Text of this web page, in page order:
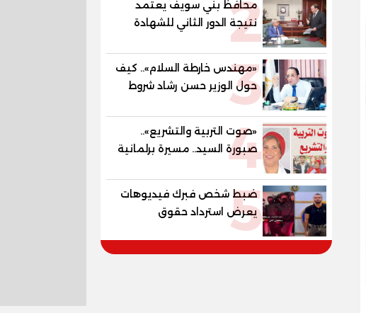
المستقبل
2
محافظ بني سويف يعتمد
نتيجة الدور الثاني للشهادة
الإعدادية العامة بنسبة
79.9% نظامي ...و69.55%
منازل.. و70.56% للمهنية ..
و100% للصُم وضعاف السمع3
«مهندس خارطة السلام».. كيف
حول الوزير حسن رشاد شروط
الحرب المعقدة إلى "خارطة
طريق" للانسحاب والإعمار؟
4
«صوت التربية والتشريع»..
صبورة السيد.. مسيرة برلمانية
وتربوية تجمع بين تشريع
القوانين وصناعة الأجيال لبناء
الإنسان المصري
5
ضبط شخص فبرك فيديوهات
يعرض استرداد حقوق
المواطنين بالقوة